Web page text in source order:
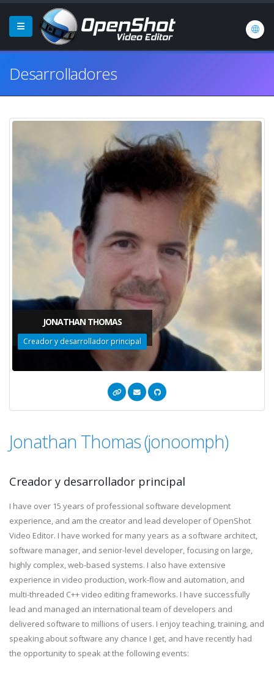
Desarrolladores
JONATHAN THOMAS
Creador y desarrollador principal
Jonathan Thomas (jonoomph)
Creador y desarrollador principal
I have over 15 years of professional software development
experience, and am the creator and lead developer of OpenShot
Video Editor. I have worked for many years as a software architect,
software manager, and senior-level developer, focusing on large,
highly complex, web-based systems. I also have extensive
experience in video production, work-flow and automation, and
multi-threaded C++ video editing frameworks. I have successfully
lead and managed an international team of developers and
delivered software to millions of users. I enjoy teaching, training, and
speaking about software any chance I get, and have recently had
the opportunity to speak at the following events: